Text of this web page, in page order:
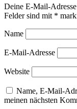
Deine E-Mail-
Felder sind mit *
Name
E-Mail-Adresse
Website
Name, E-Mail-
meinen nächsten